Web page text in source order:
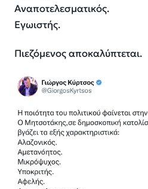
Αναποτελεσματικός.
Εγωιστής.
Πιεζόμενος αποκαλύπτεται.